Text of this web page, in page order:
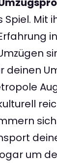
Spiel. Mit
in
deinen
um